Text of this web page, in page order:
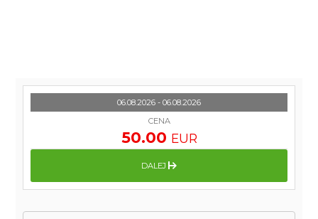
06.08.2026 - 06.08.2026
CENA
50.00 EUR
DALEJ